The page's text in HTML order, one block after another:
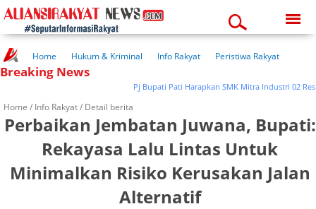
04:38:59 am
Home Hukum & Kriminal Info Rakyat
Peristiwa Rakyat
Kuliner Rakyat
Wisata Rakyat
Breaking News
Pj Bupati Pati Harapkan SMK Mitra Industri 02
Home / Info Rakyat/ Detail berita
Perbaikan Jembatan Juwana, Bupati:
Rekayasa Lalu Lintas Untuk
Minimalkan Risiko Kerusakan Jalan
Alternatif